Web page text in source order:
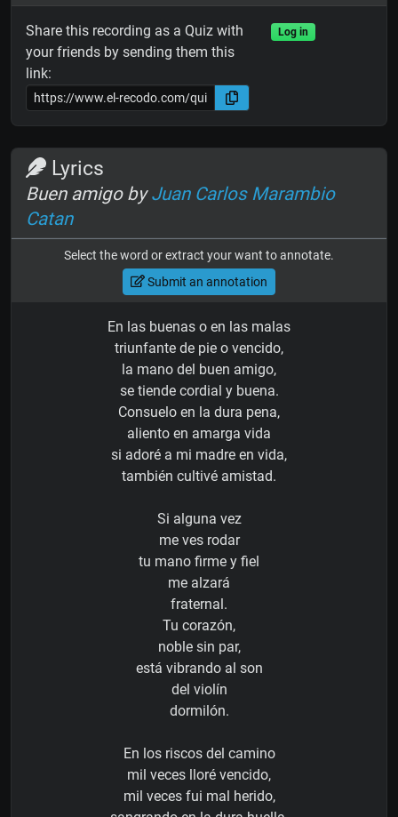
Share this recording as a Quiz with
your friends by sending them this
link:
Log in
Lyrics
Buen amigo byJuan Carlos Marambio
Catan
Select the word or extract your want to annotate.
Submit an annotation
En las buenas o en las malas
triunfante de pie o vencido,
la mano del buen amigo,
se tiende cordial y buena.
Consuelo en la dura pena,
aliento en amarga vida
si adoré a mi madre en vida,
también cultivé amistad.
Si alguna vez
me ves rodar
tu mano firme y fiel
me alzará
fraternal.
Tu corazón,
noble sin par,
está vibrando al son
del violín
dormilón.
En los riscos del camino
mil veces lloré vencido,
mil veces fui mal herido,